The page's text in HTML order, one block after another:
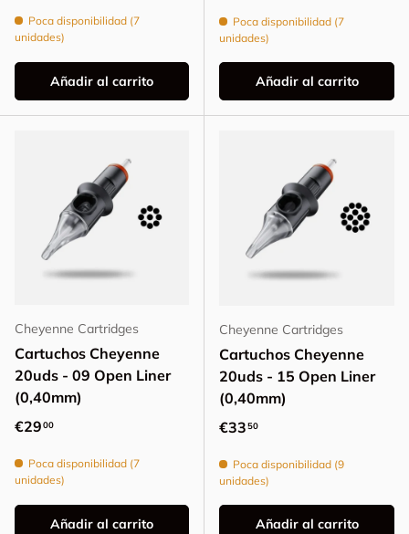
Poca disponibilidad (7
unidades)
Añadir al carrito
Poca disponibilidad (7
unidades)
Añadir al carrito
Cheyenne Cartridges
Cartuchos Cheyenne
20uds - 09 Open Liner
(0,40mm)
Precio normal
€2900
Poca disponibilidad (7
unidades)
Añadir al carrito
Cheyenne Cartridges
Cartuchos Cheyenne
20uds - 15 Open Liner
(0,40mm)
Precio normal
€3350
Poca disponibilidad (9
unidades)
Añadir al carrito